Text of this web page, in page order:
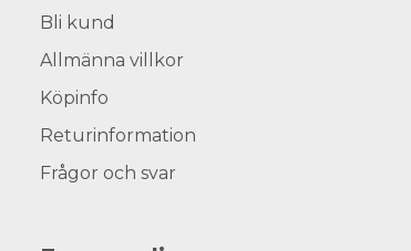
Bli kund
Allmänna villkor
Köpinfo
Returinformation
Frågor och svar